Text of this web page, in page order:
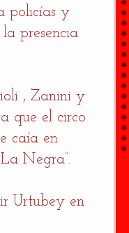
policías y
presencia
, Zanini y
que el circo
caía en
Negra”.
Urtubey en